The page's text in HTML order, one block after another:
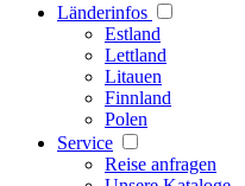
Länderinfos
Estland
Lettland
Litauen
Finnland
Polen
Service
Reise anfragen